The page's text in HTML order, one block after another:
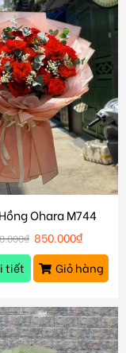
Ohara M744
₫ 850.000₫
tiết
Giỏ hàng